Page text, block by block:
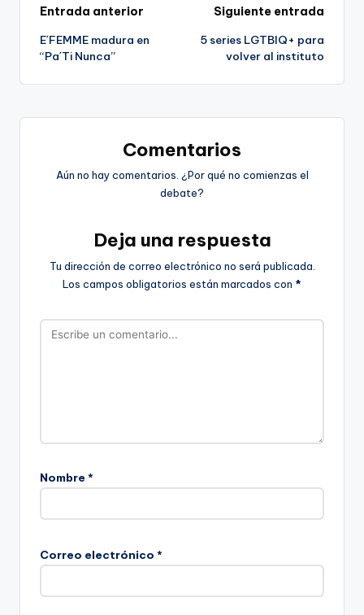
Navegación
de
entradas
Entrada anterior
E´FEMME madura en
“Pa´Ti Nunca”
Siguiente entrada
5 series LGTBIQ+ para
volver al instituto
Comentarios
Aún no hay comentarios. ¿Por qué no comienzas el
debate?
Deja una respuesta
Tu dirección de correo electrónico no será publicada.
Los campos obligatorios están marcados con *
Nombre *
Correo electrónico *